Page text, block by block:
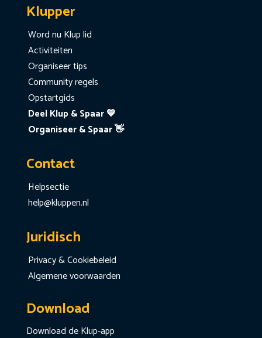
Klupper
Word nu Klup lid
Activiteiten
Organiseer tips
Community regels
Opstartgids
Deel Klup & Spaar 💙
Organiseer & Spaar 👋
Contact
Helpsectie
help@kluppen.nl
Juridisch
Privacy & Cookiebeleid
Algemene voorwaarden
Download
Download de Klup-app